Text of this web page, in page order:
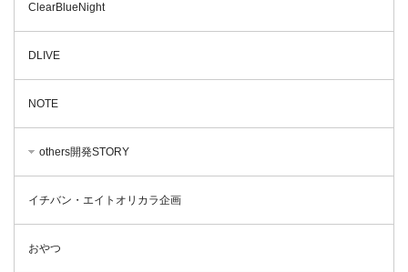
ClearBlueNight
DLIVE
NOTE
others開発STORY
イチバン・エイトオリカラ企画
おやつ